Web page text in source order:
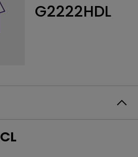
G2222HDL